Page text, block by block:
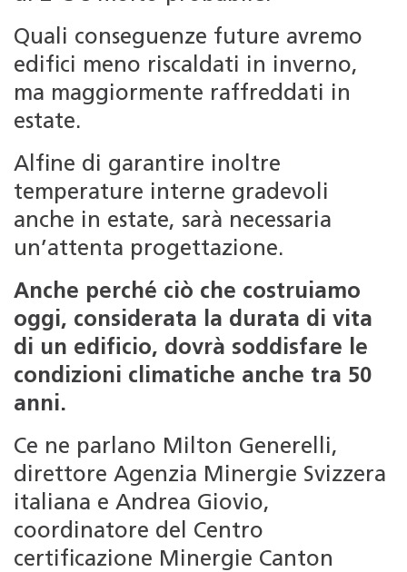
Quali conseguenze future avremo
edifici meno riscaldati in inverno,
ma maggiormente raffreddati in
estate.
Alfine di garantire inoltre
temperature interne gradevoli
anche in estate, sarà necessaria
un’attenta progettazione.
Anche perché ciò che costruiamo
oggi, considerata la durata di vita
di un edificio, dovrà soddisfare le
condizioni climatiche anche tra 50
anni.
Ce ne parlano Milton Generelli,
direttore Agenzia Minergie Svizzera
italiana e Andrea Giovio,
coordinatore del Centro
certificazione Minergie Canton